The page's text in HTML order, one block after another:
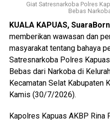
“Mutu konstruksi harus
yang dibangun memiliki daya
dimanfaatkan masyarakat
(Ujg/SB)
Views: 30
Bagikan ke
WhatsApp 0
Giat Satresnarkoba Polres
Bebas
KUALA KAPUAS,
memberikan wawasan dan
masyarakat tentang bahaya
Satresnarkoba Polres
Bebas dari Narkoba di
Kecamatan Selat Kabupaten
Kamis (30/7/2026).
Kapolres Kapuas AKBP